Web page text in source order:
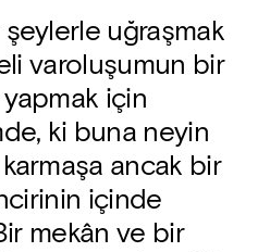
uğraşmak
varoluşumun bir
yapmak için
ki buna neyin
ancak bir
içinde
mekân ve bir